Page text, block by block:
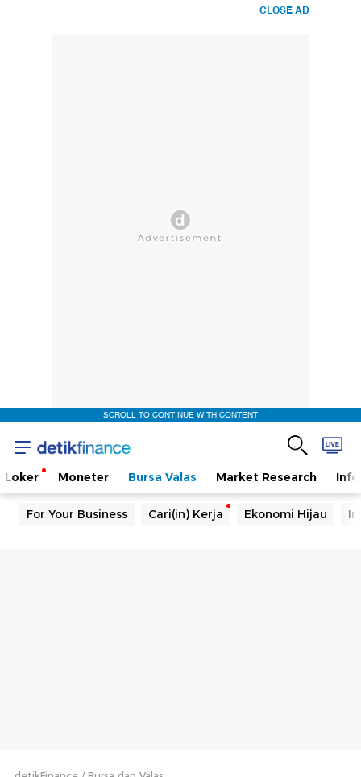
CLOSE AD
SCROLL TO CONTINUE WITH CONTENT
Loker Moneter Bursa Valas Market Research
For Your Business Cari(in) Kerja Ekonomi Hijau